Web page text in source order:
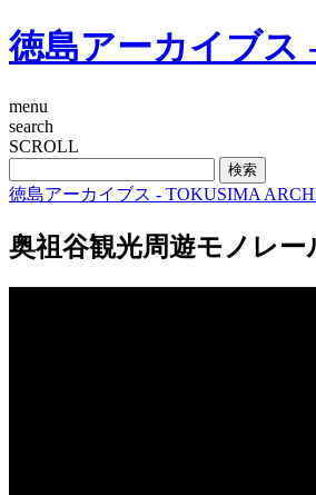
徳島アーカイブス
menu
search
SCROLL
徳島アーカイブス - TOKUSIMA
奥祖谷観光周遊モノレー